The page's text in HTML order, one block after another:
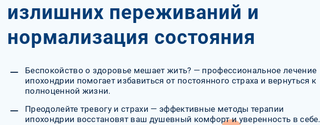
излишних переживаний и
нормализация состояния
Беспокойство о здоровье мешает жить? — профессиональное лечение
ипохондрии помогает избавиться от постоянного страха и вернуться к
полноценной жизни.
Преодолейте тревогу и страхи — эффективные методы терапии
ипохондрии восстановят ваш душевный комфорт и уверенность в себе.